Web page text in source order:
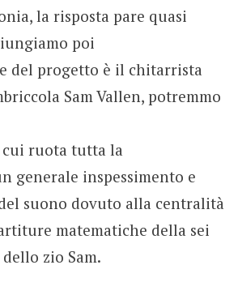
la risposta pare quasi
poi
del progetto è il chitarrista
Sam Vallen, potremmo
ruota tutta la
generale inspessimento e
suono dovuto alla centralità
matematiche della sei
zio Sam.